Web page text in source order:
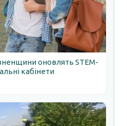
оновлять STEM-
кабінети